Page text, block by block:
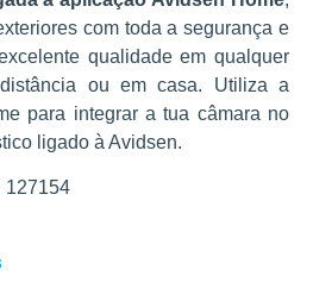
com toda a segurança e
qualidade em qualquer
ou em casa. Utiliza a
para integrar a tua câmara no
ligado à Avidsen.
127154